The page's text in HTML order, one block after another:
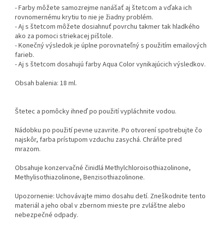
- Farby môžete samozrejme nanášať aj štetcom a vďaka ich
rovnomernému krytiu to nie je žiadny problém.
- Aj s štetcom môžete dosiahnuť povrchu takmer tak hladkého
ako za pomoci striekacej pištole.
- Konečný výsledok je úplne porovnateľný s použitím emailových
farieb.
- Aj s štetcom dosahujú farby Aqua Color vynikajúcich výsledkov.
Obsah balenia: 18 ml.
Štetec a pomôcky ihneď po použití vypláchnite vodou.
Nádobku po použití pevne uzavrite. Po otvorení spotrebujte čo
najskôr, farba prístupom vzduchu zasychá. Chráňte pred
mrazom.
Obsahuje konzervačné činidlá Methylchloroisothiazolinone,
Methylisothiazolinone, Benzisothiazolinone.
Upozornenie: Uchovávajte mimo dosahu detí. Zneškodnite tento
materiál a jeho obal v zbernom mieste pre zvláštne alebo
nebezpečné odpady.